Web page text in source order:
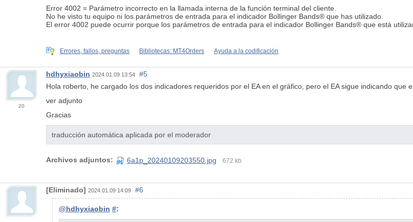
Error 4002 = Parámetro incorrecto en la llamada interna de la función terminal del cliente.
No he visto tu equipo ni los parámetros de entrada para el indicador Bollinger Bands® que has utilizado.
El error 4002 puede ocurrir porque los parámetros de entrada para el indicador Bollinger Bands® que está
Errores, fallos, preguntas Bibliotecas: MT4Orders Ayuda a la codificación
20
hdhyxiaobin 2024.01.09 13:54
#5
Hola roberto, he cargado los dos indicadores requeridos por el EA en el gráfico, pero el EA sigue indicando que
ver adjunto
Gracias
traducción automática aplicada por el moderador
Archivos adjuntos: 6a1p_20240109203550.jpg 672 kb
[Eliminado] 2024.01.09 14:09 #6
@hdhyxiaobin #: